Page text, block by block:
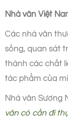
Nhà văn Việt
Các nhà văn
sống, quan sát
thành các chất
tác phẩm của
Nhà văn Sương
văn có cần đi